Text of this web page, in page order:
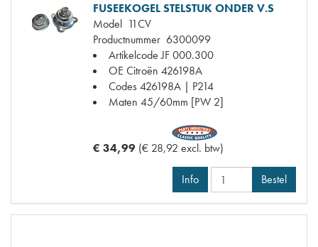
FUSEEKOGEL STELSTUK ONDER V.S
Model 11CV
Productnummer 6300099
Artikelcode JF000.300
OE Citroën 426198A
Codes426198A | P214
Maten 45/60mm [PW 2]
€ 34,99 (€ 28,92 excl. btw)
Info Bestel